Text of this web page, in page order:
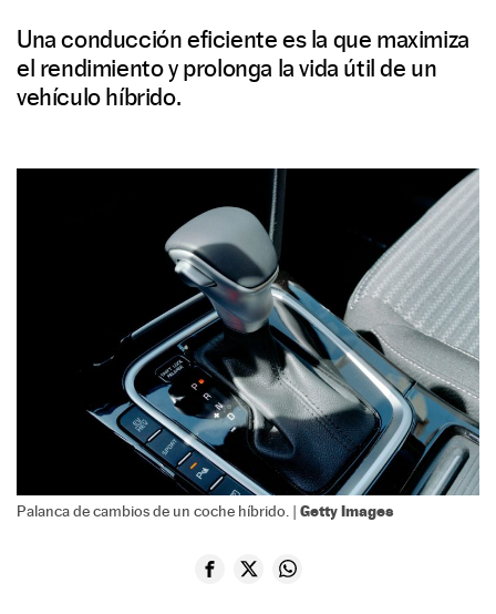
Una conducción eficiente es la que maximiza
el rendimiento y prolonga la vida útil de un
vehículo híbrido.
Palanca de cambios de un coche híbrido. | Getty Images